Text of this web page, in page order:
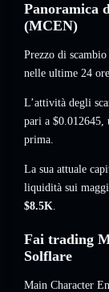
Panoramica
(MCEN)
Prezzo di
nelle ultime 24
L’attività degli
pari a $0.012645,
prima.
La sua attuale
liquidità sui
$8.5K.
Fai trading
Solflare
Main Character